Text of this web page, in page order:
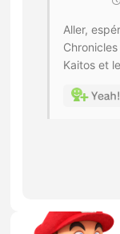
Aller,
Kaitos et